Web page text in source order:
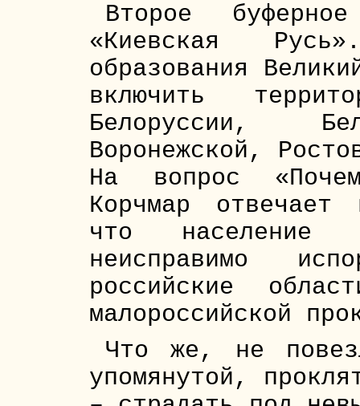
Второе
«Киевская
образования
включить
Белоруссии,
Воронежской,
На вопрос
Корчмар отвечает
что население
неисправимо
российские
малороссийской
Что же, не
упомянутой,